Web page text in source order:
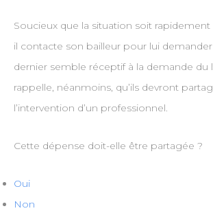
Soucieux que la situation soit
il contacte son bailleur pour lui demander
dernier semble réceptif à la demande du
rappelle, néanmoins, qu’ils devront
l’intervention d’un professionnel.
Cette dépense doit-elle être partagée ?
Oui
Non